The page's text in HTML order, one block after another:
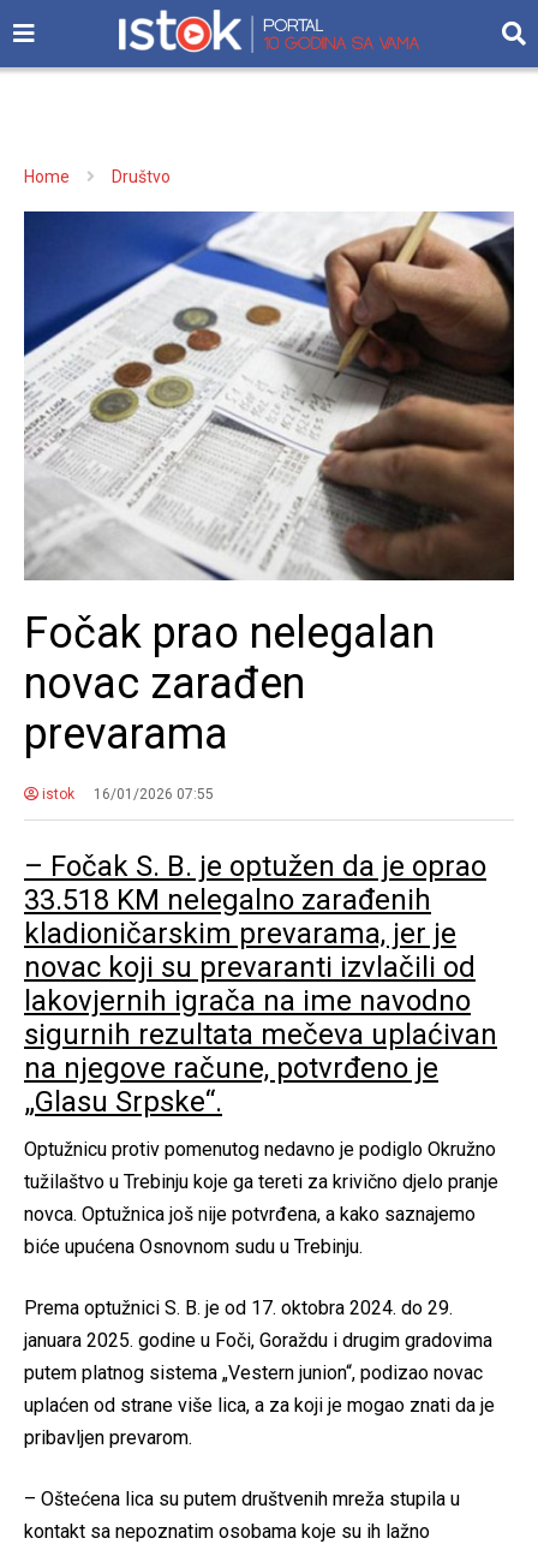
Home Društvo
Fočak prao nelegalan
novac zarađen
prevarama
istok 16/01/2026 07:55
– Fočak S. B. je optužen da je oprao
33.518 KM nelegalno zarađenih
kladioničarskim prevarama, jer je
novac koji su prevaranti izvlačili od
lakovjernih igrača na ime navodno
sigurnih rezultata mečeva uplaćivan
na njegove račune, potvrđeno je
„Glasu Srpske“.
Optužnicu protiv pomenutog nedavno je podiglo Okružno
tužilaštvo u Trebinju koje ga tereti za krivično djelo pranje
novca. Optužnica još nije potvrđena, a kako saznajemo
biće upućena Osnovnom sudu u Trebinju.
Prema optužnici S. B. je od 17. oktobra 2024. do 29.
januara 2025. godine u Foči, Goraždu i drugim gradovima
putem platnog sistema „Vestern junion“, podizao novac
uplaćen od strane više lica, a za koji je mogao znati da je
pribavljen prevarom.
– Oštećena lica su putem društvenih mreža stupila u
kontakt sa nepoznatim osobama koje su ih lažno